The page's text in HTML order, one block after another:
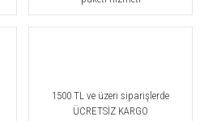
1500 TL ve üzeri siparişlerde
ÜCRETSİZ KARGO